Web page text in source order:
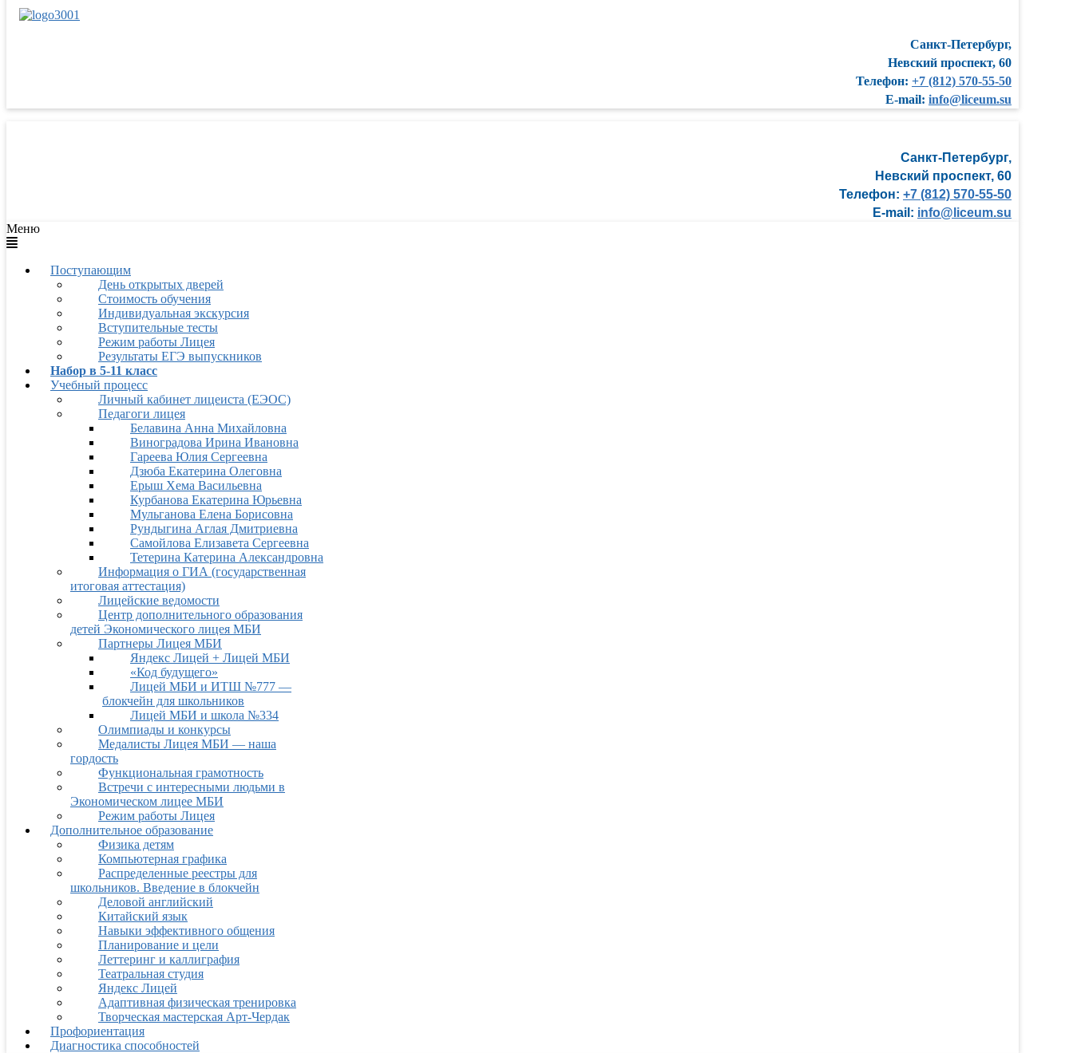
Санкт-Петербург,
Невский проспект, 60
Телефон: +7 (812) 570-55-50
E-mail: info@liceum.su
Санкт-Петербург,
Невский проспект, 60
Телефон: +7 (812) 570-55-50
E-mail: info@liceum.su
Меню
Поступающим
День открытых дверей
Стоимость обучения
Индивидуальная экскурсия
Вступительные тесты
Режим работы Лицея
Результаты ЕГЭ выпускников
Набор в 5-11 класс
Учебный процесс
Личный кабинет лицеиста (ЕЭОС)
Педагоги лицея
Белавина Анна Михайловна
Виноградова Ирина Ивановна
Гареева Юлия Сергеевна
Дзюба Екатерина Олеговна
Ерыш Хема Васильевна
Курбанова Екатерина Юрьевна
Мульганова Елена Борисовна
Рундыгина Аглая Дмитриевна
Самойлова Елизавета Сергеевна
Тетерина Катерина Александровна
Информация о ГИА (государственная
итоговая аттестация)
Лицейские ведомости
Центр дополнительного образования
детей Экономического лицея МБИ
Партнеры Лицея МБИ
Яндекс Лицей + Лицей МБИ
«Код будущего»
Лицей МБИ и ИТШ №777 —
блокчейн для школьников
Лицей МБИ и школа №334
Олимпиады и конкурсы
Медалисты Лицея МБИ — наша
гордость
Функциональная грамотность
Встречи с интересными людьми в
Экономическом лицее МБИ
Режим работы Лицея
Дополнительное образование
Физика детям
Компьютерная графика
Распределенные реестры для
школьников. Введение в блокчейн
Деловой английский
Китайский язык
Навыки эффективного общения
Планирование и цели
Леттеринг и каллиграфия
Театральная студия
Яндекс Лицей
Адаптивная физическая тренировка
Творческая мастерская Арт-Чердак
Профориентация
Диагностика способностей